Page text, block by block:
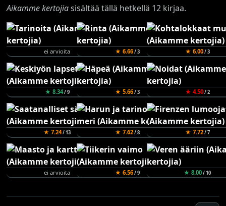
Aikamme kertojiasisältää tällä hetkellä 12 kirjaa.
ei arvioita ★ 6.66/ 3 ★ 6.00/ 3
★ 8.34/ 9 ★ 5.66/ 3 ★ 4.50/ 2
★ 7.24/ 13 ★ 7.62/ 8 ★ 7.72/ 7
ei arvioita ★ 6.56/ 9 ★ 8.00/ 10